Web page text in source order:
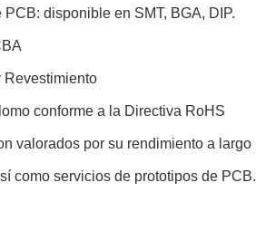
disponible en SMT, BGA, DIP.
Revestimiento
conforme a la Directiva RoHS
valorados por su rendimiento a
como servicios de prototipos de